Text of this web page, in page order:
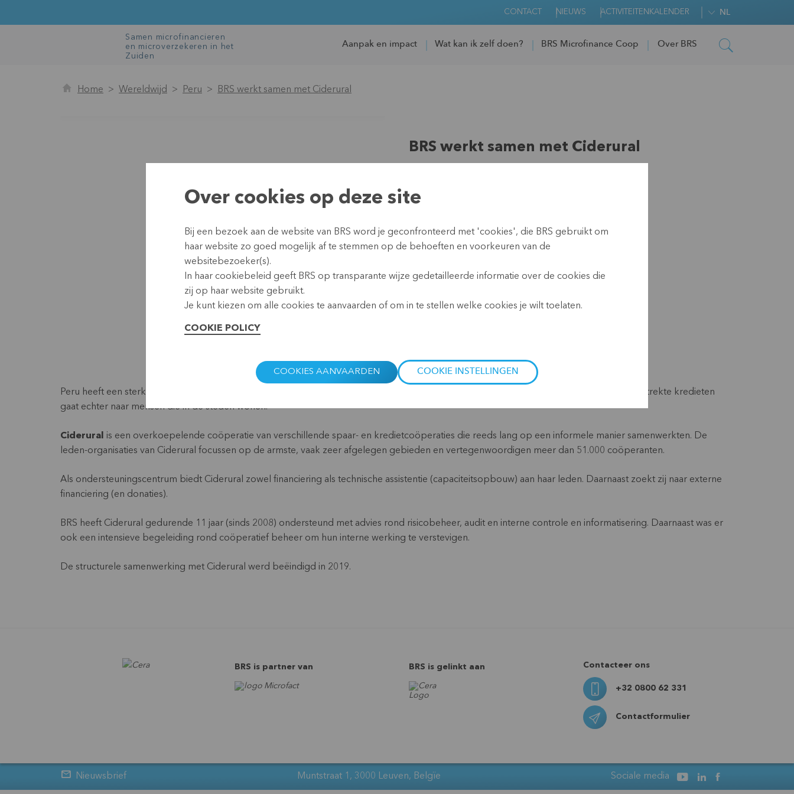
CONTACT NIEUWS ACTIVITEITENKALENDER NL
Samen microfinancieren
en microverzekeren in het
Zuiden
Aanpak en impact Wat kan ik zelf doen? BRS Microfinance Coop Over BRS
Home Wereldwijd Peru BRS werkt samen met Ciderural
BRS werkt samen met Ciderural
Partner:
Duurtijd: Sinds 2008
Budget: 60.000 euro (2019-2021)
Website: www.ciderural.com/
Peru heeft een sterk ontwikkelde microfinancieringssector, met heel wat banken, spaar- en kredietcoöperaties. Het merendeel van de verstrekte kredieten
gaat echter naar mensen die in de steden wonen.
Ciderural
is een overkoepelende coöperatie van verschillende spaar- en kredietcoöperaties die reeds lang op een informele manier samenwerkten. De
leden-organisaties van Ciderural focussen op de armste, vaak zeer afgelegen gebieden en vertegenwoordigen meer dan 51.000 coöperanten.
Als ondersteuningscentrum biedt Ciderural zowel financiering als technische assistentie (capaciteitsopbouw) aan haar leden. Daarnaast zoekt zij naar externe
financiering (en donaties).
BRS heeft Ciderural gedurende 11 jaar (sinds 2008) ondersteund met advies rond risicobeheer, audit en interne controle en informatisering. Daarnaast was er
ook een intensieve begeleiding rond coöperatief beheer om hun interne werking te verstevigen.
De structurele samenwerking met Ciderural werd beëindigd in 2019.
BRS is partner van BRS is gelinkt aan Contacteer ons
+32 0800 62 331
Contactformulier
Nieuwsbrief Muntstraat 1, 3000 Leuven, Belgïe Sociale media
Over cookies op deze site
Bij een bezoek aan de website van BRS word je geconfronteerd met 'cookies', die BRS gebruikt om
haar website zo goed mogelijk af te stemmen op de behoeften en voorkeuren van de
websitebezoeker(s).
In haar cookiebeleid geeft BRS op transparante wijze gedetailleerde informatie over de cookies die
zij op haar website gebruikt.
Je kunt kiezen om alle cookies te aanvaarden of om in te stellen welke cookies je wilt toelaten.
COOKIE POLICY
COOKIES AANVAARDEN COOKIE INSTELLINGEN